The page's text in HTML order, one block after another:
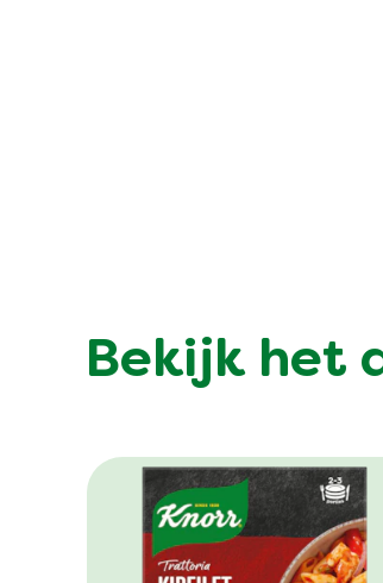
Bekijk het